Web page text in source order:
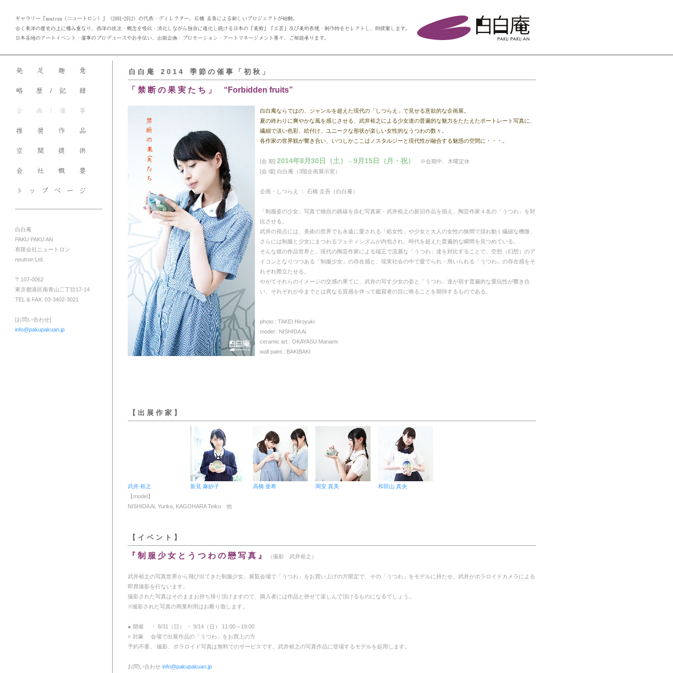
白白庵
PAKU PAKU AN
有限会社ニュートロン
neutron Ltd.
〒107-0062
東京都港区南青山二丁目17-14
TEL & FAX. 03-3402-3021
[お問い合わせ]
info@pakupakuan.jp
白 白 庵 2 0 1 4 季 節 の 催 事 「 初 秋 」
「 禁 断 の 果 実 た ち 」 “Forbidden fruits”
白白庵ならではの、ジャンルを超えた現代の「しつらえ」で見せる意欲的な企画展。
夏の終わりに爽やかな風を感じさせる、武井裕之による少女達の普遍的な魅力をたたえたポートレート写真に、
繊細で淡い色彩、絵付け、ユニークな形状が楽しい女性的なうつわの数々。
各作家の世界観が響き合い、いつしかここはノスタルジーと現代性が融合する魅惑の空間に・・・。
[会 期] 2014年8月30日（土） - 9月15日（月・祝）
※会期中、木曜定休
[会 場] 白白庵（3階企画展示室）
企画・しつらえ ： 石橋 圭吾（白白庵）
「制服姿の少女」写真で独自の路線を歩む写真家・武井裕之の新旧作品を揃え、陶芸作家４名の「うつわ」を対
比させる。
武井の視点には、美術の世界でも永遠に愛される「処女性」や少女と大人の女性の狭間で揺れ動く繊細な機微、
さらには制服と少女にまつわるフェティシズムが内包され、時代を超えた普遍的な瞬間を見つめている。
そんな彼の作品世界と、現代の陶芸作家による端正で流麗な「うつわ」達を対比することで、空想（幻想）のア
イコンとなりつつある「制服少女」の存在感と、現実社会の中で愛でられ・用いられる「うつわ」の存在感をそ
れぞれ際立たせる。
やがてそれらのイメージの交感の果てに、武井の写す少女の姿と「うつわ」達が宿す普遍的な愛玩性が響き合
い、それぞれが今までとは異なる質感を伴って鑑賞者の目に映ることを期待するものである。
photo : TAKEI Hiroyuki
model : NISHIDA Ai
ceramic art : OKAYASU Manami
wall paint : BAKIBAKI
【 出 展 作 家 】
武井 裕之 新見 麻紗子 高橋 亜希 岡安 真美
和田山 真央
【model】
NISHIDA Ai, Yurika, KAGOHARA Teiko 他
【 イ ベ ン ト 】
『 制 服 少 女 と う つ わ の 戀 写 真 』 （撮影 武井裕之）
武井裕之の写真世界から飛び出てきた制服少女。展覧会場で「うつわ」をお買い上げの方限定で、その「うつわ」をモデルに持たせ、武井がポラロイドカメラによる
即席撮影を行ないます。
撮影された写真はそのままお持ち帰り頂けますので、購入者には作品と併せて楽しんで頂けるものになるでしょう。
※撮影された写真の商業利用はお断り致します。
● 開催 ・ 8/31（日） ・ 9/14（日） 11:00～19:00
○ 対象 会場で出展作品の「うつわ」をお買上の方
予約不要。 撮影、ポラロイド写真は無料でのサービスです。武井裕之の写真作品に登場するモデルを起用します。
お問い合わせ info@pakupakuan.jp